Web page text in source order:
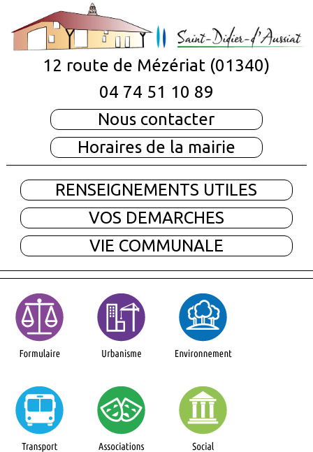
12 route de Mézériat (01340)
04 74 51 10 89
Nous contacter
Horaires de la mairie
RENSEIGNEMENTS UTILES
VOS DEMARCHES
VIE COMMUNALE